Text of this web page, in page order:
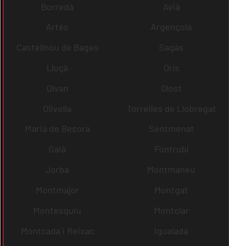
Borredà
Avià
Artés
Argençola
Castellnou de Bages
Sagàs
Lluçà
Orís
Olvan
Olost
Olivella
Torrelles de Llobregat
Maria de Besora
Sentmenat
Gaià
Fontrubí
Jorba
Montmaneu
Montmajor
Montgat
Montesquiu
Montclar
Montcada i Reixac
Igualada